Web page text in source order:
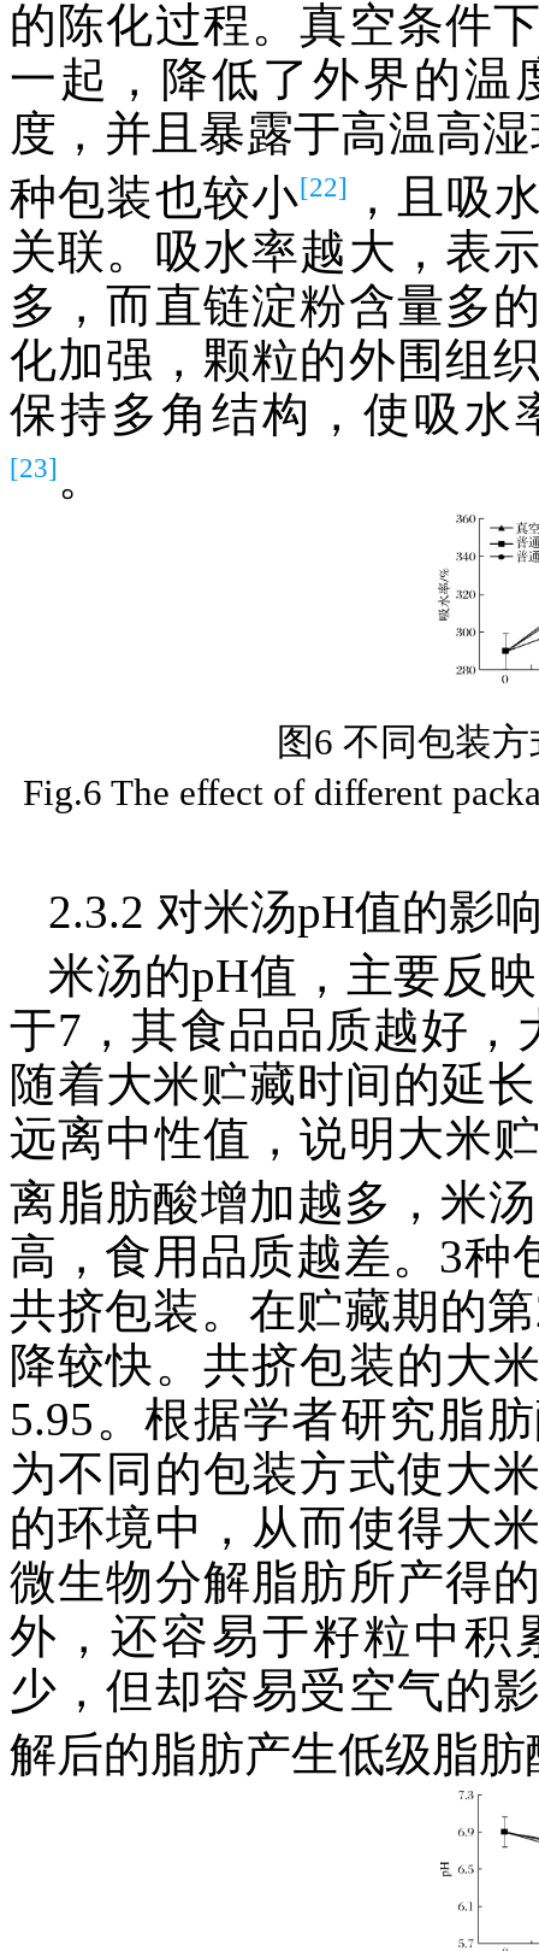
的陈化过程。真空条件
一起，降低了外界的温
度，并且暴露于高温高
种包装也较小[22]
，且吸
关联。吸水率越大，表
多，而直链淀粉含量多
化加强，颗粒的外围组
保持多角结构，使吸水
[23] 。
图6 不同包装
Fig.6 The effect of different
2.3.2 对米汤pH值的影
米汤的pH值，主要反
于7，其食品品质越好
随着大米贮藏时间的延
远离中性值，说明大米
离脂肪酸增加越多，米
高，食用品质越差。3种
共挤包装。在贮藏期的
降较快。共挤包装的大
5.95。根据学者研究脂
为不同的包装方式使大
的环境中，从而使得大
微生物分解脂肪所产得
外，还容易于籽粒中积
少，但却容易受空气的
解后的脂肪产生低级脂